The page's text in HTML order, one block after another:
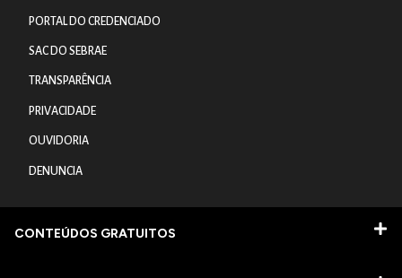
PORTAL DO CREDENCIADO
SAC DO SEBRAE
TRANSPARÊNCIA
PRIVACIDADE
OUVIDORIA
DENUNCIA
CONTEÚDOS GRATUITOS